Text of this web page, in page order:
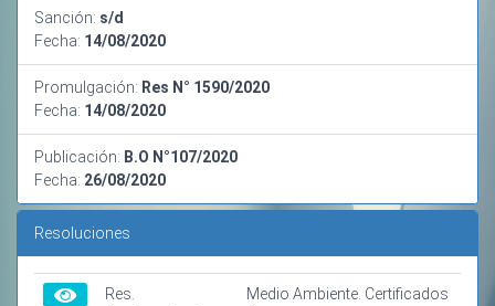
Sanción: s/d
Fecha: 14/08/2020
Promulgación: Res N° 1590/2020
Fecha: 14/08/2020
Publicación: B.O N°107/2020
Fecha: 26/08/2020
Resoluciones
Res.
Medio Ambiente. Certificados